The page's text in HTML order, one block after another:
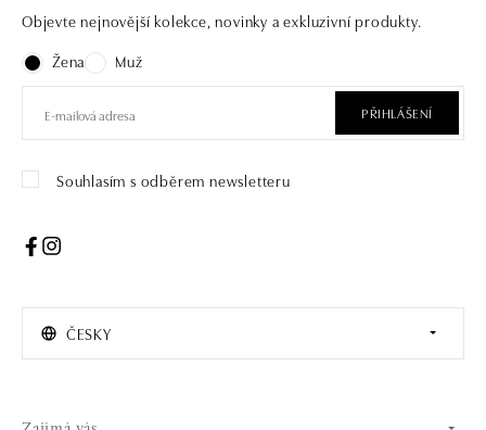
Objevte nejnovější kolekce, novinky a exkluzivní produkty.
Žena
Muž
PŘIHLÁŠENÍ
Souhlasím s odběrem newsletteru
ČESKY